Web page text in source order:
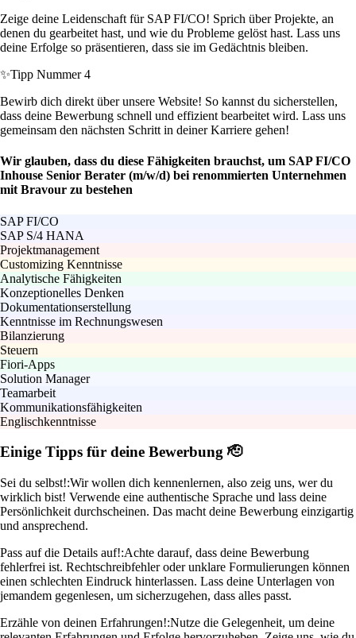
Zeige deine Leidenschaft für SAP FI/CO! Sprich über Projekte, an
denen du gearbeitet hast, und wie du Probleme gelöst hast. Lass uns
deine Erfolge so präsentieren, dass sie im Gedächtnis bleiben.
✨Tipp Nummer 4
Bewirb dich direkt über unsere Website! So kannst du sicherstellen,
dass deine Bewerbung schnell und effizient bearbeitet wird. Lass uns
gemeinsam den nächsten Schritt in deiner Karriere gehen!
Wir glauben, dass du diese Fähigkeiten brauchst, um SAP FI/CO
Inhouse Senior Berater (m/w/d) bei renommierten Unternehmen
mit Bravour zu bestehen
SAP FI/CO
SAP S/4 HANA
Projektmanagement
Customizing Kenntnisse
Analytische Fähigkeiten
Konzeptionelles Denken
Dokumentationserstellung
Kenntnisse im Rechnungswesen
Bilanzierung
Steuern
Fiori-Apps
Solution Manager
Teamarbeit
Kommunikationsfähigkeiten
Englischkenntnisse
Einige Tipps für deine Bewerbung 🫡
Sei du selbst!:Wir wollen dich kennenlernen, also zeig uns, wer du
wirklich bist! Verwende eine authentische Sprache und lass deine
Persönlichkeit durchscheinen. Das macht deine Bewerbung einzigartig
und ansprechend.
Pass auf die Details auf!:Achte darauf, dass deine Bewerbung
fehlerfrei ist. Rechtschreibfehler oder unklare Formulierungen können
einen schlechten Eindruck hinterlassen. Lass deine Unterlagen von
jemandem gegenlesen, um sicherzugehen, dass alles passt.
Erzähle von deinen Erfahrungen!:Nutze die Gelegenheit, um deine